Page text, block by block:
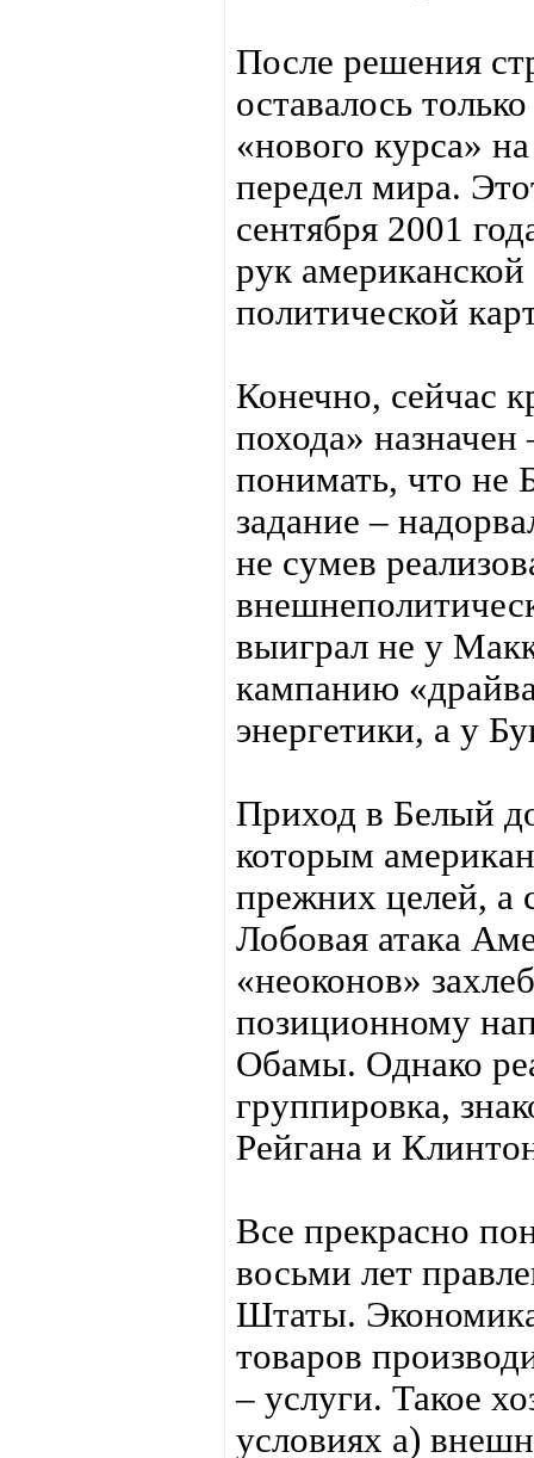
После решения
оставалось
«нового курса»
передел мира.
сентября 2001
рук
политической
Конечно, сейчас
похода»
понимать, что не
задание –
не сумев
выиграл не у
кампанию
энергетики, а у
Приход в Белый
которым
прежних целей, а
Лобовая атака
«неоконов»
позиционному
Обамы. Однако
группировка,
Рейгана и
Все прекрасно
восьми лет
Штаты.
товаров
– услуги. Такое
условиях а)